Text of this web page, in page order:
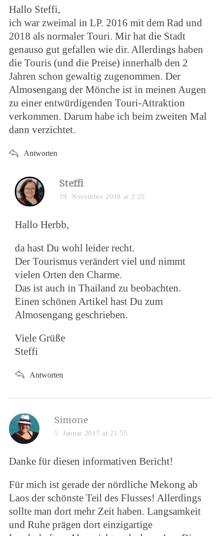
Hallo Steffi,
ich war zweimal in LP. 2016 mit dem Rad und
2018 als normaler Touri. Mir hat die Stadt
genauso gut gefallen wie dir. Allerdings haben
die Touris (und die Preise) innerhalb den 2
Jahren schon gewaltig zugenommen. Der
Almosengang der Mönche ist in meinen Augen
zu einer entwürdigenden Touri-Attraktion
verkommen. Darum habe ich beim zweiten Mal
dann verzichtet.
Antworten
Steffi
19. November 2018 at 2:25
Hallo Herbb,
da hast Du wohl leider recht.
Der Tourismus verändert viel und nimmt
vielen Orten den Charme.
Das ist auch in Thailand zu beobachten.
Einen schönen Artikel hast Du zum
Almosengang geschrieben.
Viele Grüße
Steffi
Antworten
Simone
5. Januar 2017 at 21:55
Danke für diesen informativen Bericht!
Für mich ist gerade der nördliche Mekong ab
Laos der schönste Teil des Flusses! Allerdings
sollte man dort mehr Zeit haben. Langsamkeit
und Ruhe prägen dort einzigartige